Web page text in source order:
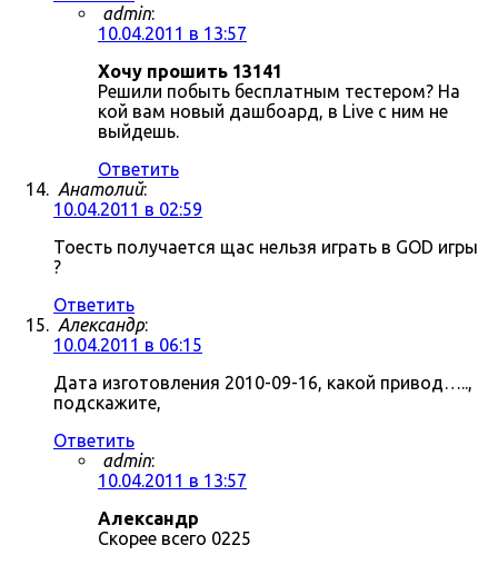
admin:
10.04.2011 в 13:57
Хочу прошить 13141
Решили побыть бесплатным тестером? На
кой вам новый дашбоард, в Live с ним не
выйдешь.
Ответить
Анатолий:
10.04.2011 в 02:59
Тоесть получается щас нельзя играть в GOD игры
?
Ответить
Александр:
10.04.2011 в 06:15
Дата изготовления 2010-09-16, какой привод…..,
подскажите,
Ответить
admin:
10.04.2011 в 13:57
Александр
Скорее всего 0225